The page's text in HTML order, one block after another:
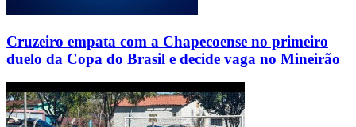
Cruzeiro empata com a Chapecoense no primeiro
duelo da Copa do Brasil e decide vaga no Mineirão